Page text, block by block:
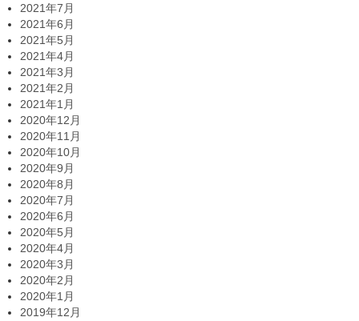
2021年7月
2021年6月
2021年5月
2021年4月
2021年3月
2021年2月
2021年1月
2020年12月
2020年11月
2020年10月
2020年9月
2020年8月
2020年7月
2020年6月
2020年5月
2020年4月
2020年3月
2020年2月
2020年1月
2019年12月